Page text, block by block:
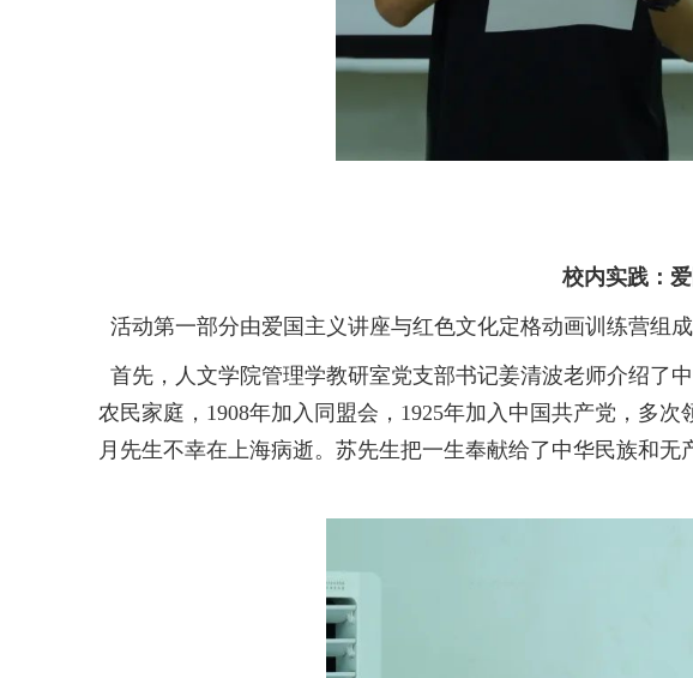
校内实践：
活动第一部分由爱国主义讲座与红色文化定格动画训练营组成
首先，人文学院管理学教研室党支部书记姜清波老师介绍了
农民家庭，1908年加入同盟会，1925年加入中国共产党，多
月先生不幸在上海病逝。苏先生把一生奉献给了中华民族和